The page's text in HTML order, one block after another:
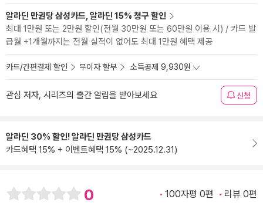
알라딘 만권당 삼성카드, 알라딘 15% 청구 할인
최대 1만원 또는 2만원 할인(전월 30만원 또는 60만원 이용 시) / 카드 발
급월 +1개월까지는 전월 실적이 없어도 최대 1만원 혜택 제공
카드/간편결제 할인 무이자 할부 소득공제 9,930원
관심 저자, 시리즈의 출간 알림을 받아보세요 신청
알라딘 30% 할인! 알라딘 만권당 삼성카드
카드혜택 15% + 이벤트혜택 15% (~2025.12.31)
0 100자평 0편 리뷰 0편